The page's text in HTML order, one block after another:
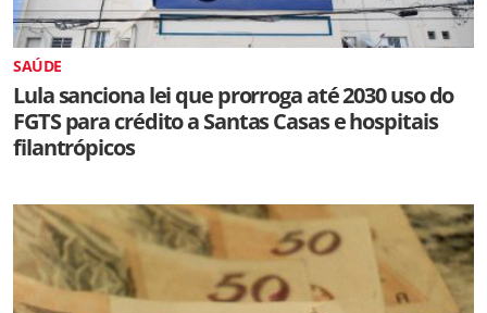
SAÚDE
Lula sanciona lei que prorroga até 2030 uso do
FGTS para crédito a Santas Casas e hospitais
filantrópicos